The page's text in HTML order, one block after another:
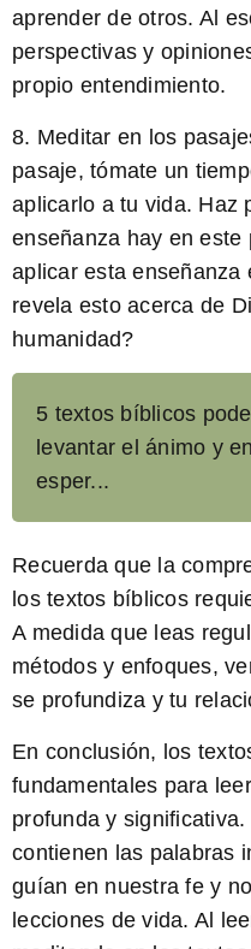
aprender de otros. Al
perspectivas y
propio entendimiento.
8. Meditar en los
pasaje, tómate un
aplicarlo a tu vida. Haz
enseñanza hay en
aplicar esta enseñanza
revela esto acerca de
humanidad?
5 textos bíblicos
levantar el ánimo y
esper...
Recuerda que la
los textos bíblicos
A medida que leas
métodos y enfoques,
se profundiza y tu
En conclusión, los
fundamentales para
profunda y
contienen las palabras
guían en nuestra fe y
lecciones de vida. Al